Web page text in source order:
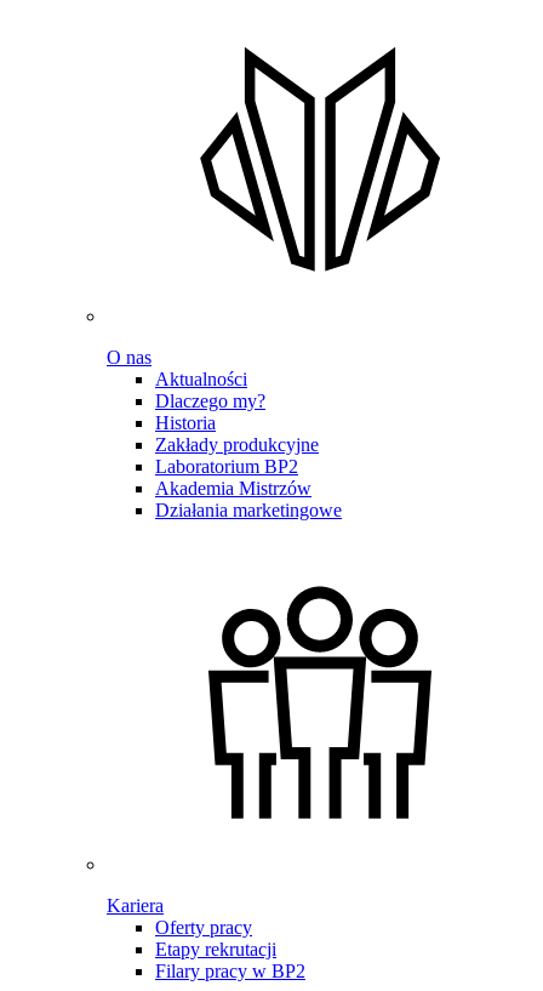
O nas
Aktualności
Dlaczego my?
Historia
Zakłady produkcyjne
Laboratorium BP2
Akademia Mistrzów
Działania marketingowe
Kariera
Oferty pracy
Etapy rekrutacji
Filary pracy w BP2